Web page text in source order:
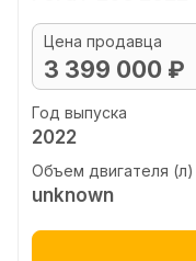
Цена продавца
3 399 000 ₽
Год выпуска
2022
Объем двигателя (л)
unknown